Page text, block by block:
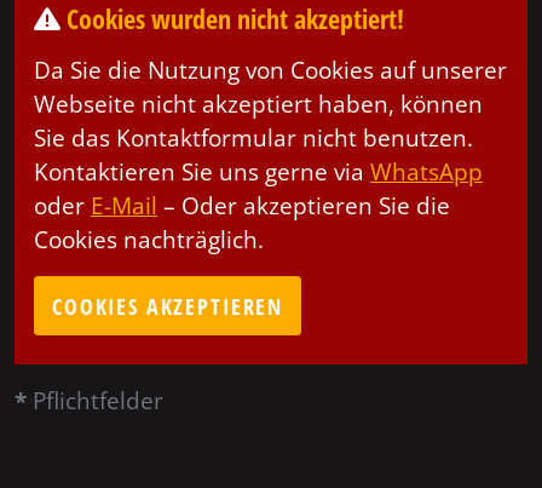
Cookies wurden nicht akzeptiert!
Da Sie die Nutzung von Cookies auf unserer
Webseite nicht akzeptiert haben, können
Sie das Kontaktformular nicht benutzen.
Kontaktieren Sie uns gerne via WhatsApp
oder E-Mail – Oder akzeptieren Sie die
Cookies nachträglich.
COOKIES AKZEPTIEREN
* Pflichtfelder